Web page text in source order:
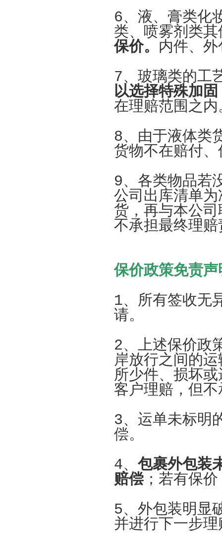
6、液、膏类化
类、喷雾剂类
保价。 内件、
7、玻璃类的工
以选择特殊加
在理赔范围之内
8、由于液体类
货物不在赔付
9、各类物品若
公司出库清单
货，再与本公
不承担最终理
保价政策免责声
1、所有签收无
请。
2、上述保价政
岸放行之间的
所少件、损坏
客户理赔，但
3、运单未标明
偿。
4、 包裹外包装
赔偿 ；若有保
5、外包装明显
并进行下一步